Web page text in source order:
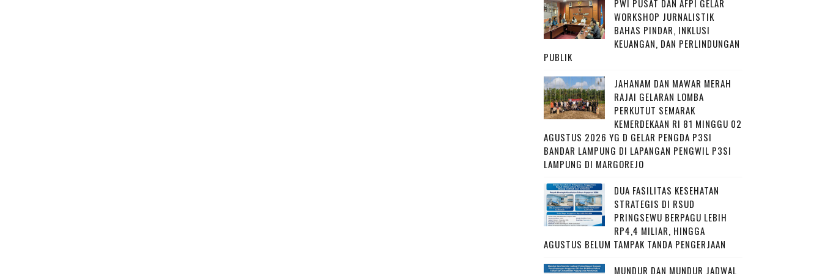
PWI PUSAT DAN AFPI GELAR
WORKSHOP JURNALISTIK
BAHAS PINDAR, INKLUSI
KEUANGAN, DAN PERLINDUNGAN
PUBLIK
JAHANAM DAN MAWAR MERAH
RAJAI GELARAN LOMBA
PERKUTUT SEMARAK
KEMERDEKAAN RI 81 MINGGU 02
AGUSTUS 2026 YG D GELAR PENGDA P3SI
BANDAR LAMPUNG DI LAPANGAN PENGWIL P3SI
LAMPUNG DI MARGOREJO
DUA FASILITAS KESEHATAN
STRATEGIS DI RSUD
PRINGSEWU BERPAGU LEBIH
RP4,4 MILIAR, HINGGA
AGUSTUS BELUM TAMPAK TANDA PENGERJAAN
MUNDUR DAN MUNDUR JADWAL